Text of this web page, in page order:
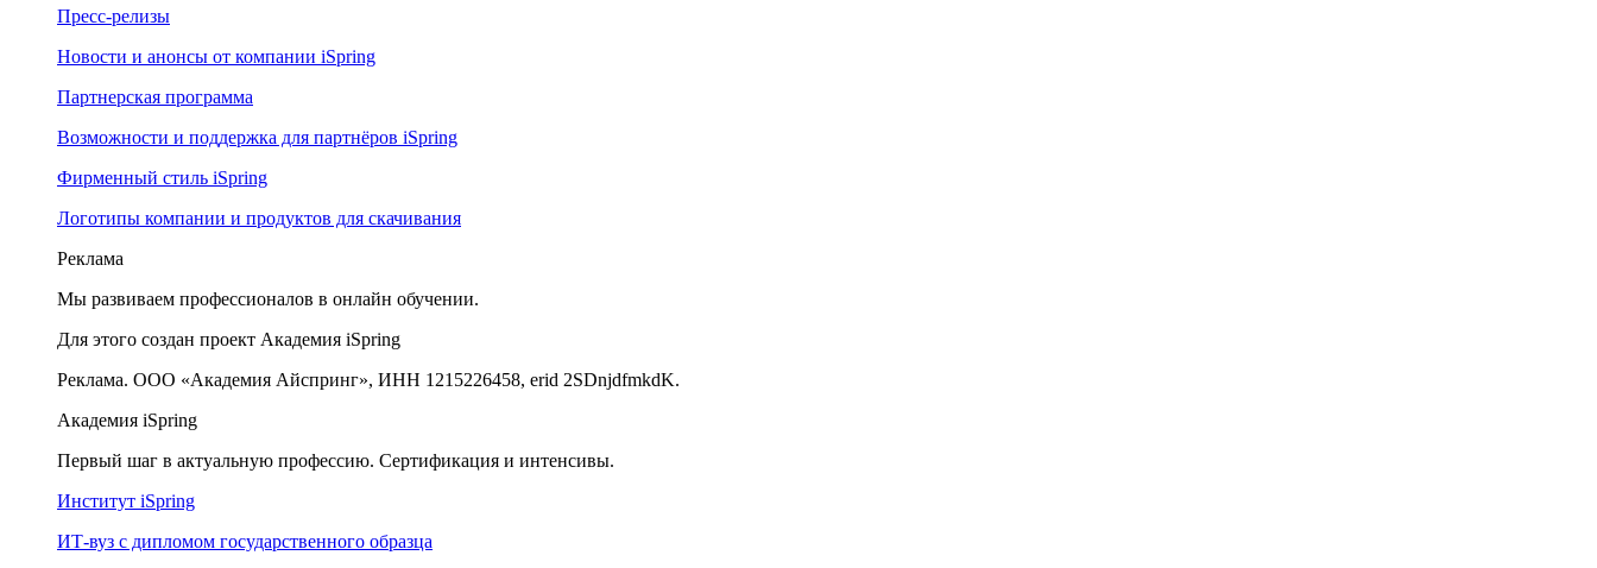
Пресс-релизы
Новости и анонсы от компании iSpring
Партнерская программа
Возможности и поддержка для партнёров iSpring
Фирменный стиль iSpring
Логотипы компании и продуктов для скачивания
Реклама
Мы развиваем профессионалов в онлайн обучении.
Для этого создан проект Академия iSpring
Реклама. ООО «Академия Айспринг», ИНН 1215226458, erid 2SDnjdfmkdK.
Академия iSpring
Первый шаг в актуальную профессию. Сертификация и интенсивы.
Институт iSpring
ИТ-вуз с дипломом государственного образца